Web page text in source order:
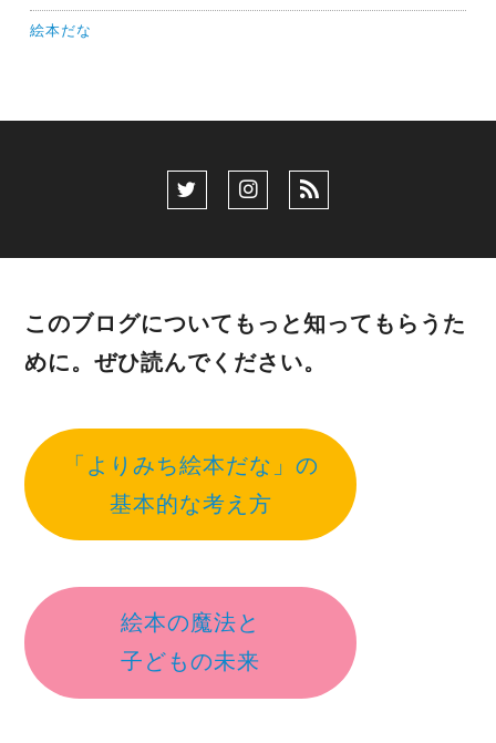
絵本だな
このブログについてもっと知ってもらうた
めに。ぜひ読んでください。
「よりみち絵本だな」の
基本的な考え方
絵本の魔法と
子どもの未来